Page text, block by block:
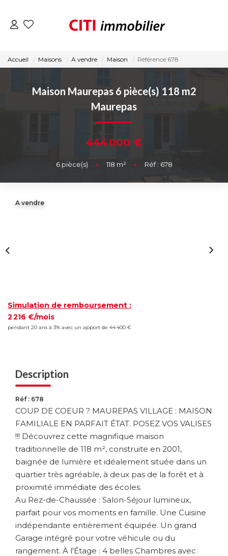
ESTIMATION
NOS AGENCES
Accueil Maisons A vendre Maison Référence 678
Maison Maurepas 6 pièce(s) 118 m2
Maurepas
444 000 €
6pièce(s) • 118 m² • Réf : 678
A vendre
Simulation de remboursement :
2 216 €/mois
pendant 20 ans à 3% avec un apport de 44 400 €
Description
Réf : 678
COUP DE COEUR ? MAUREPAS VILLAGE : MAISON
FAMILIALE EN PARFAIT ÉTAT. POSEZ VOS VALISES
!!! Découvrez cette magnifique maison
traditionnelle de 118 m², construite en 2001,
baignée de lumière et idéalement située dans un
quartier très agréable, à deux pas de la forêt et à
proximité immédiate des écoles.
Au Rez-de-Chaussée : Salon-Séjour lumineux,
parfait pour vos moments en famille. Une Cuisine
indépendante entièrement équipée. Un grand
Garage intégré pour votre véhicule ou du
rangement. À l'Étage : 4 belles Chambres avec